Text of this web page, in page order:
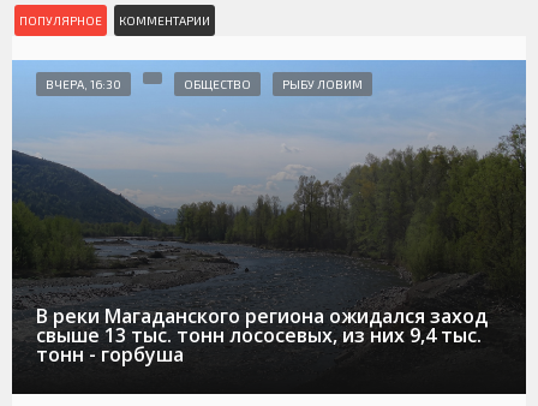
ПОПУЛЯРНОЕ КОММЕНТАРИИ
В реки Магаданского региона ожидался заход
свыше 13 тыс. тонн лососевых, из них 9,4 тыс.
тонн - горбуша
ВЧЕРА, 16:30 ОБЩЕСТВО РЫБУ ЛОВИМ